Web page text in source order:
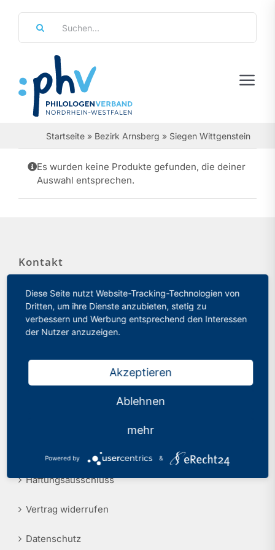
springen
Regierungsbezirke
Über Uns
Leistungen & Service
Presse
Recht
Startseite » Bezirk Arnsberg » Siegen Wittgenstein
Es wurden keine Produkte gefunden, die deiner
Auswahl entsprechen.
Kontakt
Philologenverband Nordrhein-Westfalen
Graf-Adolf-Str. 84
40210 Düsseldorf
Haftungsausschluss
Vertrag widerrufen
Datenschutz
Diese Seite nutzt Website-Tracking-Technologien von
Dritten, um ihre Dienste anzubieten, stetig zu
verbessern und Werbung entsprechend den Interessen
der Nutzer anzuzeigen.
Akzeptieren
Ablehnen
mehr
Powered by &